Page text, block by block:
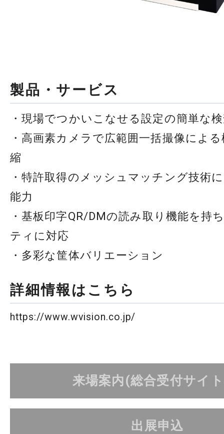
製品・サービス
・現場でつかいこなせる設定の簡単な
・高画素カメラで広範囲一括撮像によ
縮
・特許取得のメッシュマッチング技術
能力
・基板印字QR/DMの読み取り機能を持
ティに対応
・多彩な筐体バリエーション
詳細情報はこちら
https://www.wvision.co.jp/
来場案内(総合受付サイ
出展申込